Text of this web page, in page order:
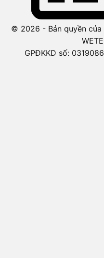
© 2026 - Bản quyền của
GPĐKKD số: